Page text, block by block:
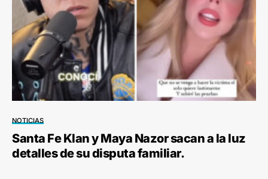
NOTICIAS
Santa Fe Klan y Maya Nazor sacan a la luz
detalles de su disputa familiar.